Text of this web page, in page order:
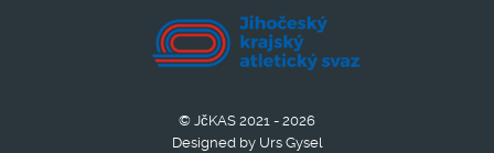
© JčKAS 2021 - 2026
Designed by Urs Gysel